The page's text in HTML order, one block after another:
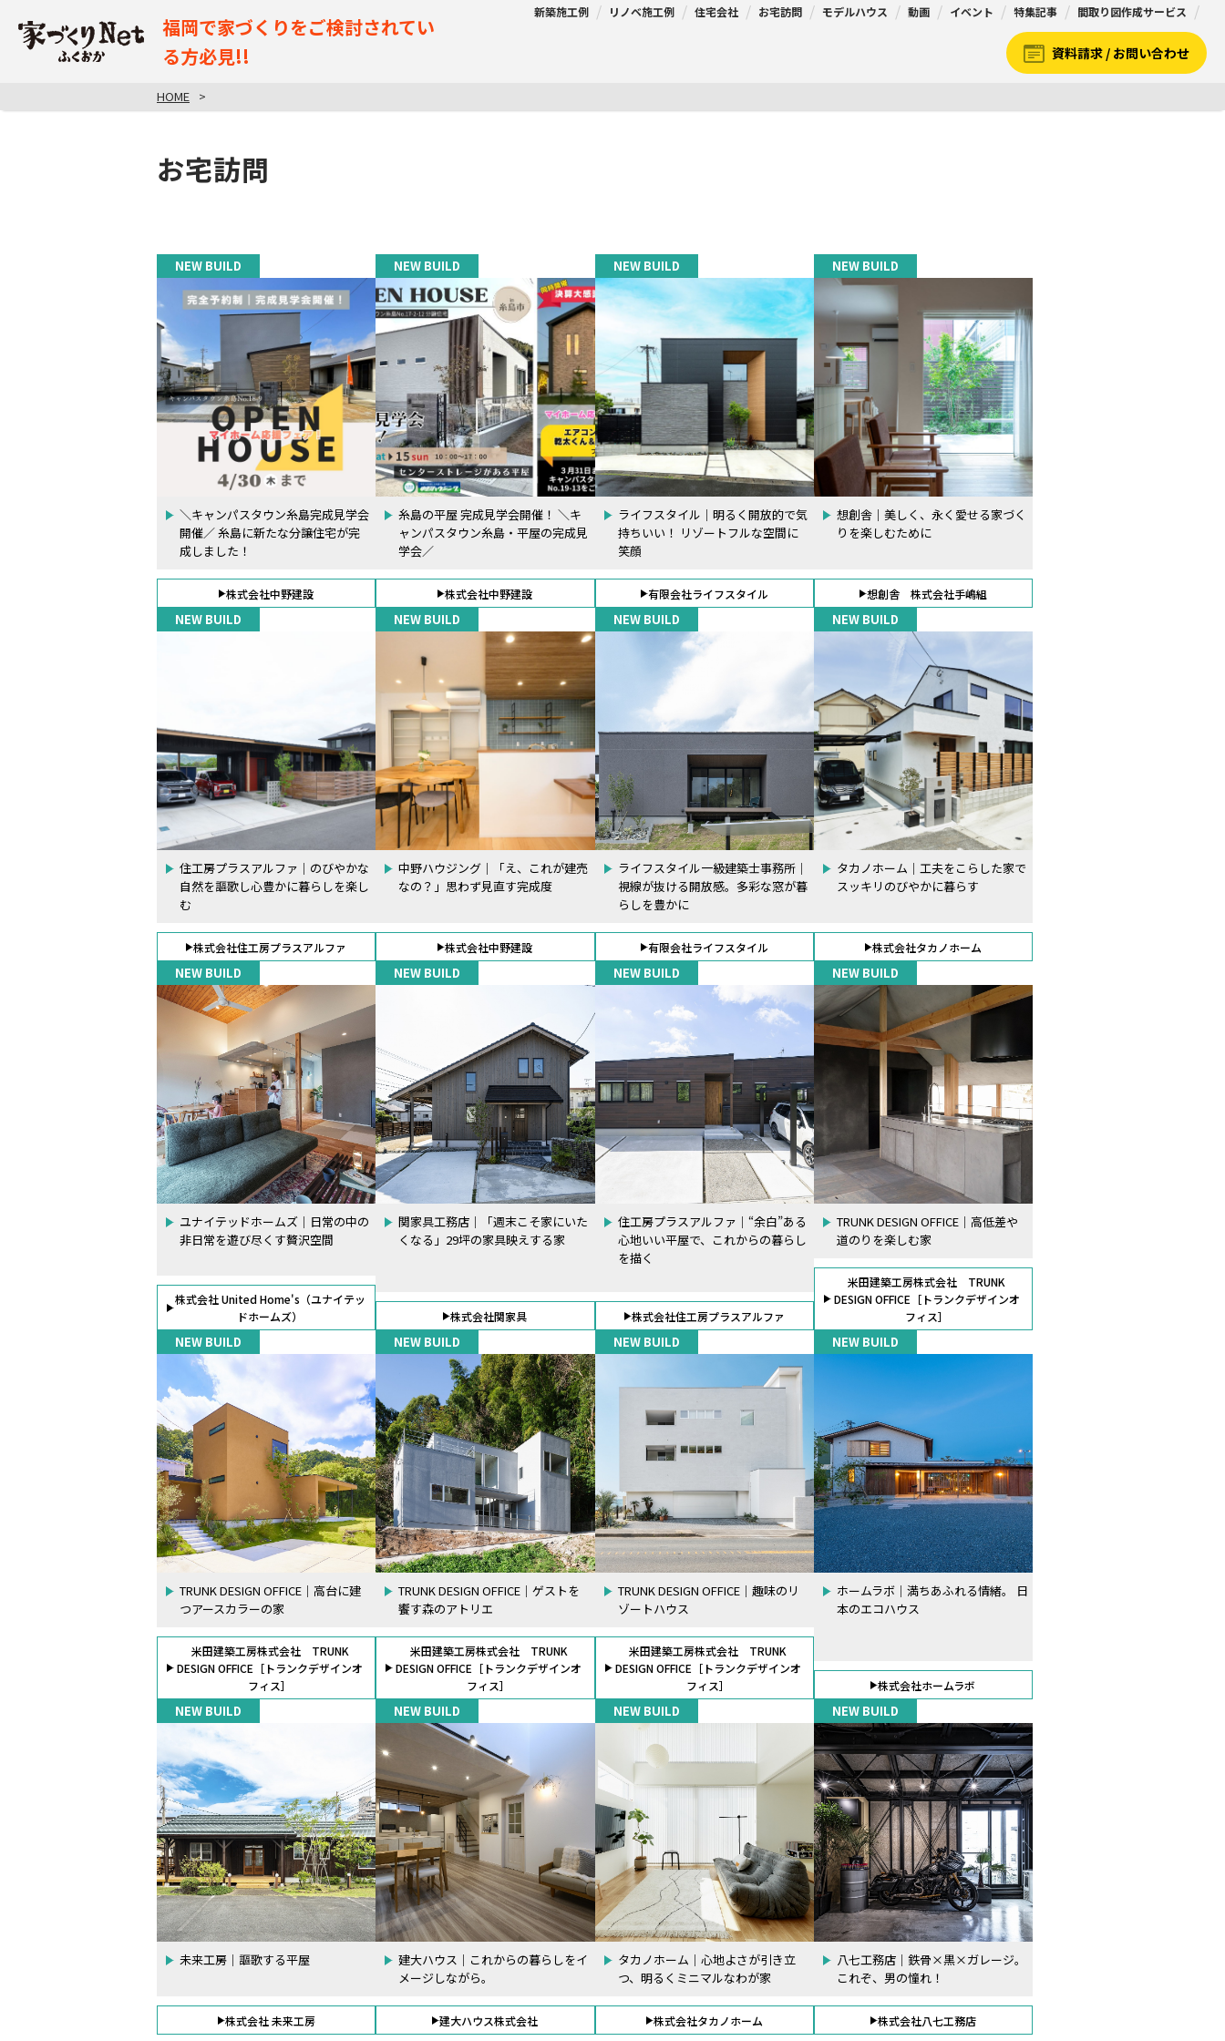
福岡で家づくりをご検討されてい
る方必見!!
新築施工例 リノベ施工例 住宅会社 お宅訪問 モデルハウス 動画 イベント 特集記事 間取り図作成サービス
資料請求 / お問い合わせ
HOME
お宅訪問
NEW BUILD
＼キャンパスタウン糸島完成見学会
開催／ 糸島に新たな分譲住宅が完
成しました！
株式会社中野建設
NEW BUILD
糸島の平屋 完成見学会開催！ ＼キ
ャンパスタウン糸島・平屋の完成見
学会／
株式会社中野建設
NEW BUILD
ライフスタイル｜明るく開放的で気
持ちいい！ リゾートフルな空間に
笑顔
有限会社ライフスタイル
NEW BUILD
想創舎｜美しく、永く愛せる家づく
りを楽しむために
想創舎 株式会社手嶋組
NEW BUILD
住工房プラスアルファ｜のびやかな
自然を謳歌し心豊かに暮らしを楽し
む
株式会社住工房プラスアルファ
NEW BUILD
中野ハウジング｜「え、これが建売
なの？」思わず見直す完成度
株式会社中野建設
NEW BUILD
ライフスタイル一級建築士事務所｜
視線が抜ける開放感。多彩な窓が暮
らしを豊かに
有限会社ライフスタイル
NEW BUILD
タカノホーム｜工夫をこらした家で
スッキリのびやかに暮らす
株式会社タカノホーム
NEW BUILD
ユナイテッドホームズ｜日常の中の
非日常を遊び尽くす贅沢空間
株式会社 United Home's（ユナイテッ
ドホームズ）
NEW BUILD
関家具工務店｜「週末こそ家にいた
くなる」29坪の家具映えする家
株式会社関家具
NEW BUILD
住工房プラスアルファ｜“余白”ある
心地いい平屋で、これからの暮らし
を描く
株式会社住工房プラスアルファ
NEW BUILD
TRUNK DESIGN OFFICE｜高低差や
道のりを楽しむ家
米田建築工房株式会社 TRUNK
DESIGN OFFICE［トランクデザインオ
フィス］
NEW BUILD
TRUNK DESIGN OFFICE｜高台に建
つアースカラーの家
米田建築工房株式会社 TRUNK
DESIGN OFFICE［トランクデザインオ
フィス］
NEW BUILD
TRUNK DESIGN OFFICE｜ゲストを
饗す森のアトリエ
米田建築工房株式会社 TRUNK
DESIGN OFFICE［トランクデザインオ
フィス］
NEW BUILD
TRUNK DESIGN OFFICE｜趣味のリ
ゾートハウス
米田建築工房株式会社 TRUNK
DESIGN OFFICE［トランクデザインオ
フィス］
NEW BUILD
ホームラボ｜満ちあふれる情緒。 日
本のエコハウス
株式会社ホームラボ
NEW BUILD
未来工房｜謳歌する平屋
株式会社 未来工房
NEW BUILD
建大ハウス｜これからの暮らしをイ
メージしながら。
建大ハウス株式会社
NEW BUILD
タカノホーム｜心地よさが引き立
つ、明るくミニマルなわが家
株式会社タカノホーム
NEW BUILD
八七工務店｜鉄骨×黒×ガレージ。
これぞ、男の憧れ！
株式会社八七工務店